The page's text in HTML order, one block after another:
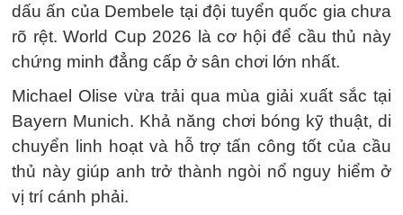
dấu ấn của Dembele tại đội tuyển quốc gia chưa
rõ rệt. World Cup 2026 là cơ hội để cầu thủ này
chứng minh đẳng cấp ở sân chơi lớn nhất.
Michael Olise vừa trải qua mùa giải xuất sắc tại
Bayern Munich. Khả năng chơi bóng kỹ thuật, di
chuyển linh hoạt và hỗ trợ tấn công tốt của cầu
thủ này giúp anh trở thành ngòi nổ nguy hiểm ở
vị trí cánh phải.